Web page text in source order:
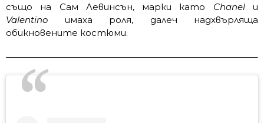
също на Сам Левинсън, марки като Chanelи
Valentino имаха роля, далеч надхвърляща
обикновените костюми.